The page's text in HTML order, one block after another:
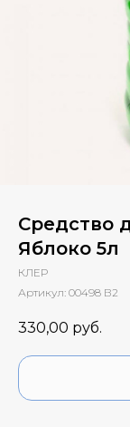
Средство
Яблоко 5л
КЛЕР
Артикул: 00498 В2
330,00 руб.